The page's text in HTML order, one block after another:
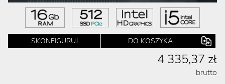
SKONFIGURUJ DO KOSZYKA
4 335,37 zł
brutto